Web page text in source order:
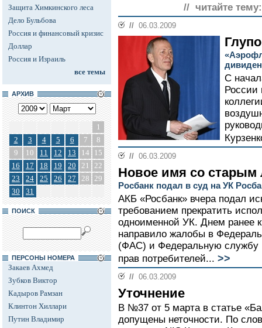
Защита Химкинского леса
Дело Бульбова
Россия и финансовый кризис
Доллар
Россия и Израиль
все темы
АРХИВ
1
2
3 4 5 6 7
8
9
10 11 12 13 14
15
16
17 18 19 20 21
22
23
24 25 26 27 28 29
30
31
ПОИСК
ПЕРСОНЫ НОМЕРА
Закаев Ахмед
Зубков Виктор
Кадыров Рамзан
Клинтон Хиллари
Путин Владимир
// читайте тему:
// 06.03.2009
С
России
// 06.03.2009
Новое имя со старым
Росбанк подал в суд на УК
АКБ «Росбанк» вчера подал
требованием прекратить
одноименной УК. Днем ранее
направило жалобы в
(ФАС) и Федеральную службу
прав потребителей... >>
// 06.03.2009
Уточнение
В №37 от 5 марта в статье
допущены неточности. По